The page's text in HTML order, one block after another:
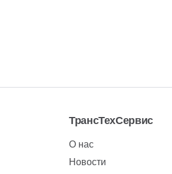
ТрансТехСервис
О нас
Новости